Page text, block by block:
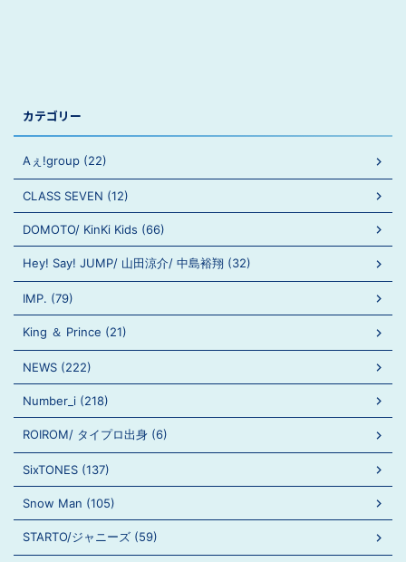
カテゴリー
Aぇ!group (22)
CLASS SEVEN (12)
DOMOTO/ KinKi Kids (66)
Hey! Say! JUMP/ 山田涼介/ 中島裕翔 (32)
IMP. (79)
King ＆ Prince (21)
NEWS (222)
Number_i (218)
ROIROM/ タイプロ出身 (6)
SixTONES (137)
Snow Man (105)
STARTO/ジャニーズ (59)